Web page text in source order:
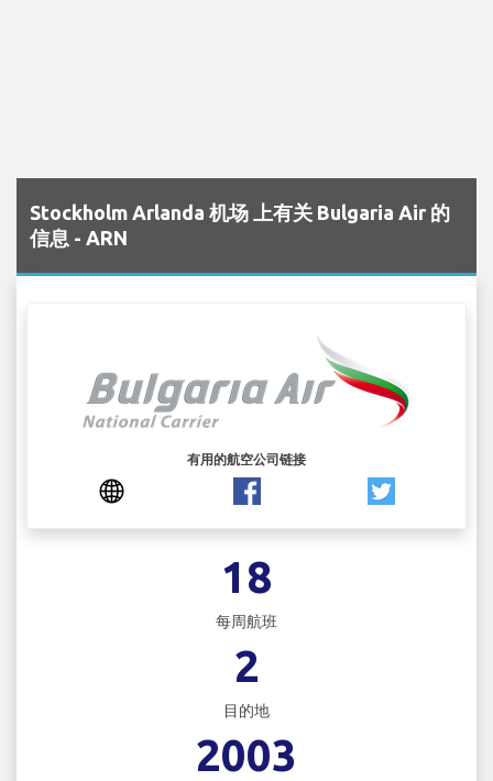
Stockholm Arlanda 机场 上有关 Bulgaria Air 的
信息 - ARN
有用的航空公司链接
18
每周航班
2
目的地
2003